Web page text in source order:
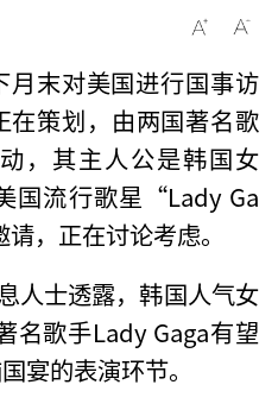
月末对美国进行国事访
在策划，由两国著名歌
，其主人公是韩国女
国流行歌星“Lady Ga
，正在讨论考虑。
人士透露，韩国人气女
名歌手Lady Gaga有望
宴的表演环节。